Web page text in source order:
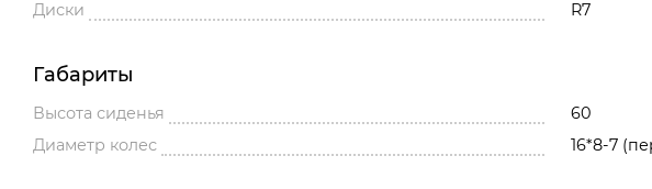
Диски R7
Габариты
Высота сиденья
60
Диаметр колес
16*8-7